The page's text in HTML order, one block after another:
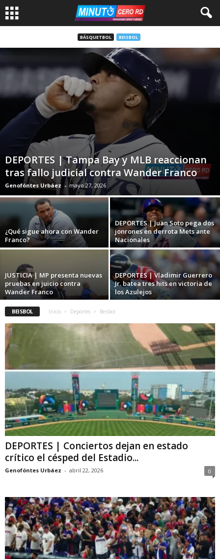
BÁSQUETBOL BEISBOL
DEPORTES | Tampa Bay y MLB reaccionan
tras fallo judicial contra Wander Franco
Genofóntes Urbáez - mayo 27, 2026
¿Qué sigue ahora con Wander
Franco?
DEPORTES | Juan Soto pega dos
jonrones en derrota Mets ante
Nacionales
JUSTICIA | MP presenta nuevas
pruebas en juicio contra
Wander Franco
DEPORTES | Vladimir Guerrero
Jr. batea tres hits en victoria de
los Azulejos
BEISBOL Inicio Deportes Beisbol
DEPORTES | Conciertos dejan en estado
crítico el césped del Estadio...
Genofóntes Urbáez - abril 22, 2026 0